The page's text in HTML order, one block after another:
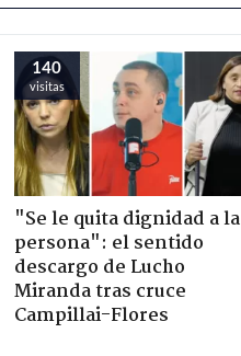
140
visitas
"Se le quita dignidad a la
persona": el sentido
descargo de Lucho
Miranda tras cruce
Campillai-Flores